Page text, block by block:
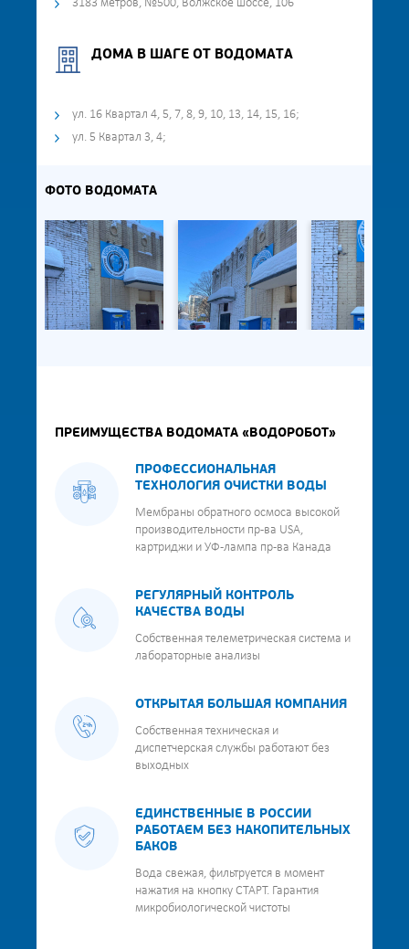
3183 метров, №500, Волжское шоссе, 106
ДОМА В ШАГЕ ОТ ВОДОМАТА
ул. 16 Квартал 4, 5, 7, 8, 9, 10, 13, 14, 15, 16;
ул. 5 Квартал 3, 4;
ФОТО ВОДОМАТА
ПРЕИМУЩЕСТВА ВОДОМАТА «ВОДОРОБОТ»
ПРОФЕССИОНАЛЬНАЯ
ТЕХНОЛОГИЯ ОЧИСТКИ ВОДЫ
Мембраны обратного осмоса высокой
производительности пр-ва USA,
картриджи и УФ-лампа пр-ва Канада
РЕГУЛЯРНЫЙ КОНТРОЛЬ
КАЧЕСТВА ВОДЫ
Собственная телеметрическая система и
лабораторные анализы
ОТКРЫТАЯ БОЛЬШАЯ КОМПАНИЯ
Собственная техническая и
диспетчерская службы работают без
выходных
ЕДИНСТВЕННЫЕ В РОССИИ
РАБОТАЕМ БЕЗ НАКОПИТЕЛЬНЫХ
БАКОВ
Вода свежая, фильтруется в момент
нажатия на кнопку СТАРТ. Гарантия
микробиологической чистоты